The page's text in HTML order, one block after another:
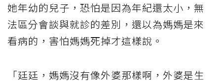
她年幼的兒子，恐怕是因為年紀還太小，無
法區分會談與就診的差別，還以為媽媽是來
看病的，害怕媽媽死掉才這樣說。
「廷廷，媽媽沒有像外婆那樣啊，外婆是生